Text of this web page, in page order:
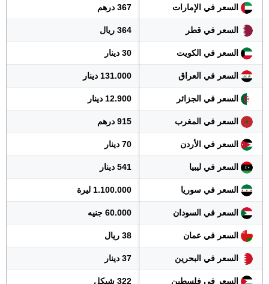
السعر في الإمارات 367 درهم
السعر في قطر 364 ريال
السعر في الكويت 30 دينار
السعر في العراق 131.000 دينار
السعر في الجزائر 12.900 دينار
السعر في المغرب 915 درهم
السعر في الأردن 70 دينار
السعر في ليبيا 541 دينار
السعر في سوريا 1.100.000 ليرة
السعر في السودان 60.000 جنيه
السعر في عمان 38 ريال
السعر في البحرين 37 دينار
السعر في فلسطين 322 شيكل